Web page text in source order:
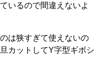
いるので間違えないよ
は狭すぎて使えないの
カットしてY字型ギボシ